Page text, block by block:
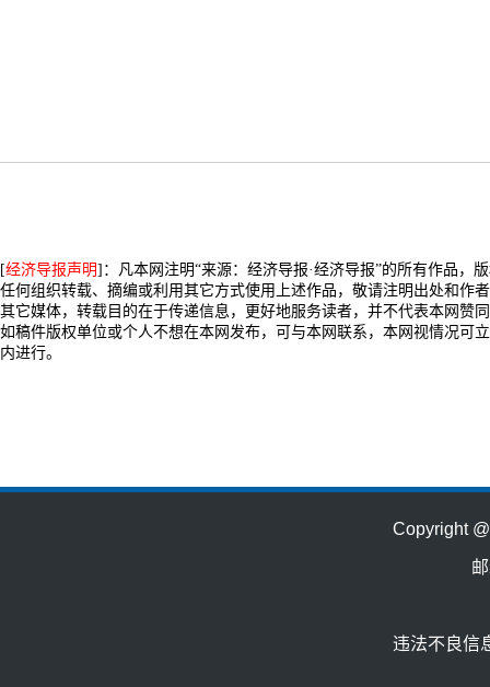
[经济导报声明]：凡本网注明“来源：经济导报·经济导报”的所有作品，
任何组织转载、摘编或利用其它方式使用上述作品，敬请注明出处和作
其它媒体，转载目的在于传递信息，更好地服务读者，并不代表本网赞
如稿件版权单位或个人不想在本网发布，可与本网联系，本网视情况可
内进行。
Copyright
违法不良信